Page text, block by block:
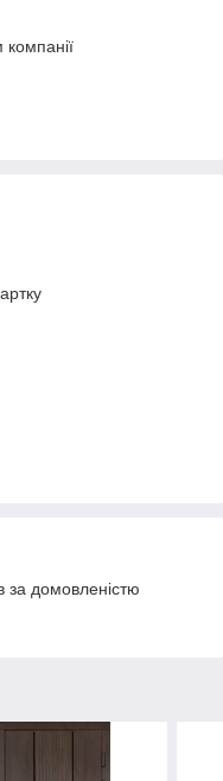
компанії
за домовленістю